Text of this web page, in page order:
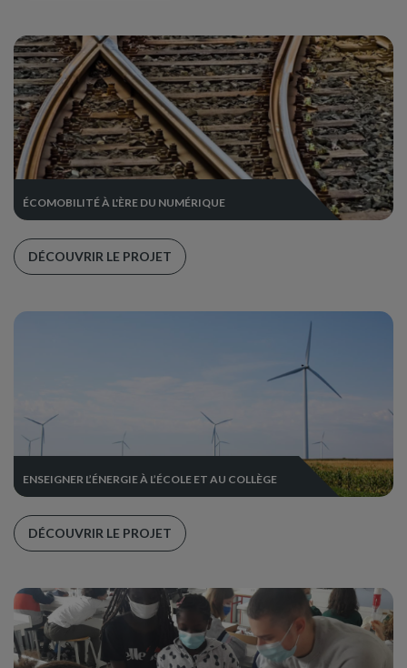
ÉCOMOBILITÉ À L'ÈRE DU NUMÉRIQUE
DÉCOUVRIR LE PROJET
ENSEIGNER L’ÉNERGIE À L’ÉCOLE ET AU COLLÈGE
DÉCOUVRIR LE PROJET